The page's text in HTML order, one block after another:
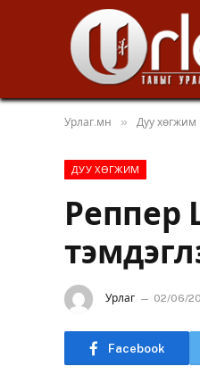
Урлаг.мн » Дуу хөгжим
ДУУ ХӨГЖИМ
Реппер
Урлаг 02/06/
Facebook